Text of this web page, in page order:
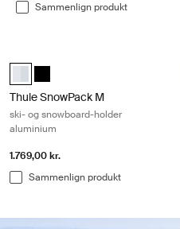
Sammenlign produkt
Thule SnowPack M Aluminium
Thule SnowPack M Sort
Thule SnowPack M
ski- og snowboard-holder
aluminium
1.769,00 kr.
Sammenlign produkt